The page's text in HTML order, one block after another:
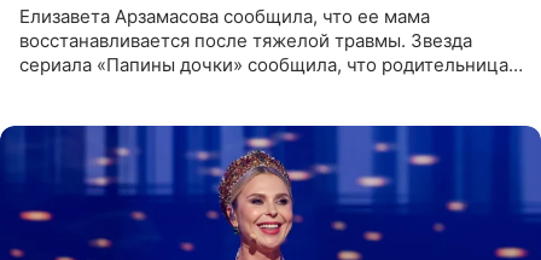
Елизавета Арзамасова сообщила, что ее мама
восстанавливается после тяжелой травмы. Звезда
сериала «Папины дочки» сообщила, что родительница